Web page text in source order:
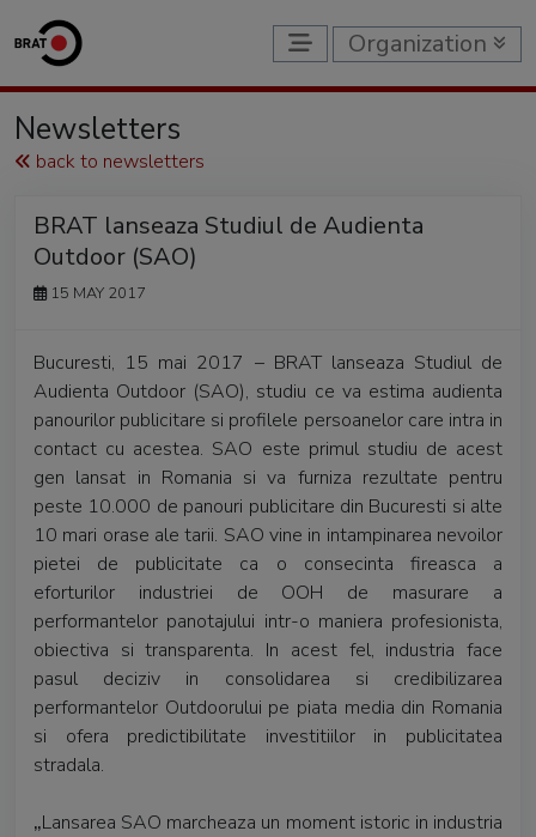
Organization
Newsletters
back to newsletters
BRAT lanseaza Studiul de Audienta
Outdoor (SAO)
15 MAY 2017
Bucuresti, 15 mai 2017 – BRAT lanseaza Studiul de
Audienta Outdoor (SAO), studiu ce va estima audienta
panourilor publicitare si profilele persoanelor care intra in
contact cu acestea. SAO este primul studiu de acest
gen lansat in Romania si va furniza rezultate pentru
peste 10.000 de panouri publicitare din Bucuresti si alte
10 mari orase ale tarii. SAO vine in intampinarea nevoilor
pietei de publicitate ca o consecinta fireasca a
eforturilor industriei de OOH de masurare a
performantelor panotajului intr-o maniera profesionista,
obiectiva si transparenta. In acest fel, industria face
pasul deciziv in consolidarea si credibilizarea
performantelor Outdoorului pe piata media din Romania
si ofera predictibilitate investitiilor in publicitatea
stradala.
„Lansarea SAO marcheaza un moment istoric in industria